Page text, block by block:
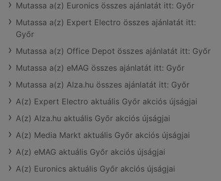
Mutassa a(z) Euronics összes ajánlatát itt: Győr
Mutassa a(z) Expert Electro összes ajánlatát itt:
Győr
Mutassa a(z) Office Depot összes ajánlatát itt: Győr
Mutassa a(z) eMAG összes ajánlatát itt: Győr
Mutassa a(z) Alza.hu összes ajánlatát itt: Győr
A(z) Expert Electro aktuális Győr akciós újságjai
A(z) Alza.hu aktuális Győr akciós újságjai
A(z) Media Markt aktuális Győr akciós újságjai
A(z) eMAG aktuális Győr akciós újságjai
A(z) Euronics aktuális Győr akciós újságjai